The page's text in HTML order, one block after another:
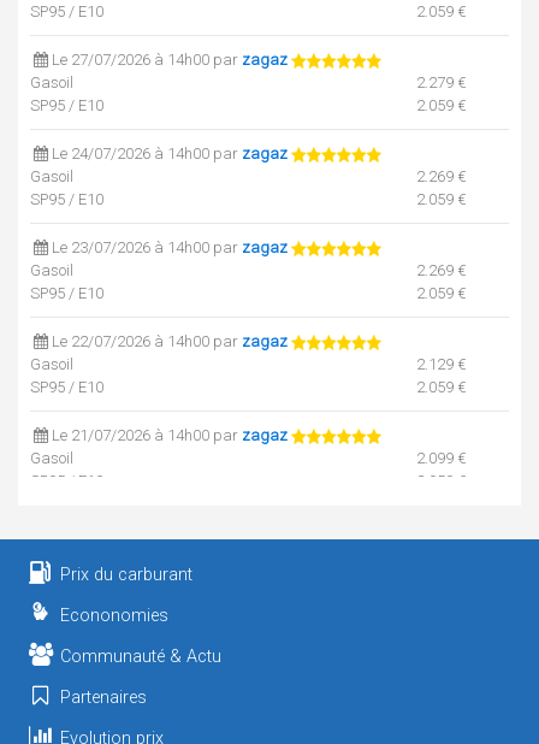
SP95 / E10
2.059 €
Le 27/07/2026 à 14h00 par zagaz
Gasoil
2.279 €
SP95 / E10
2.059 €
Le 24/07/2026 à 14h00 par zagaz
Gasoil
2.269 €
SP95 / E10
2.059 €
Le 23/07/2026 à 14h00 par zagaz
Gasoil
2.269 €
SP95 / E10
2.059 €
Le 22/07/2026 à 14h00 par zagaz
Gasoil
2.129 €
SP95 / E10
2.059 €
Le 21/07/2026 à 14h00 par zagaz
Gasoil
2.099 €
SP95 / E10
2.059 €
SP95 / E10
Le 17/07/2026 à 14h00 par
Gasoil
SP95 / E10
Gasoil
Prix du carburant
Econonomies
Communauté & Actu
Partenaires
Evolution prix